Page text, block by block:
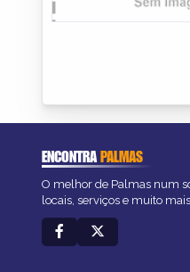
ENCONTRAPALMAS
O melhor de Palmas num
locais, serviços e muito